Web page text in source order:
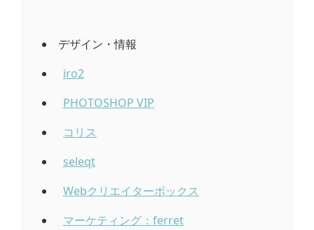
デザイン・情報
iro2
PHOTOSHOP VIP
コリス
seleqt
Webクリエイターボックス
マーケティング：ferret